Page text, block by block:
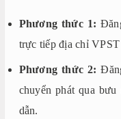
Phương thức 1:
trực tiếp địa chỉ
Phương thức 2:
chuyển phát qua
dẫn.